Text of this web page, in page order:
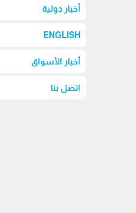
أخبار دولية
ENGLISH
أخبار الأسواق
اتصل بنا